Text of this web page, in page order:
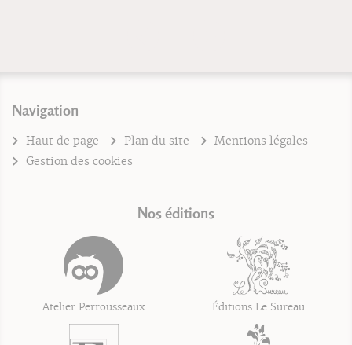
Navigation
Haut de page Plan du site
Mentions légales
Gestion des cookies
Nos éditions
Atelier Perrousseaux Éditions Le Sureau